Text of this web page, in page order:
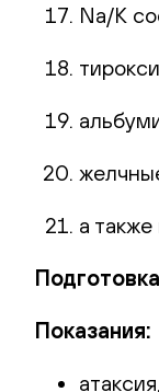
Na/K
а
Показания:
атаксия,